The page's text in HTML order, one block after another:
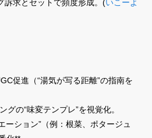
訴求とセットで頻度形成。(いこーよ
促進（“湯気が写る距離”の指南を
グの“味変テンプレ”を視覚化。
ーション”（例：根菜、ポタージュ